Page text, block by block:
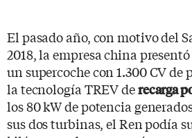
El pasado año, con motivo del
2018, la empresa china
un supercoche con 1.300 CV
la tecnología TREV derecarga
los 80 kW de potencia
sus dos turbinas, el Ren podía